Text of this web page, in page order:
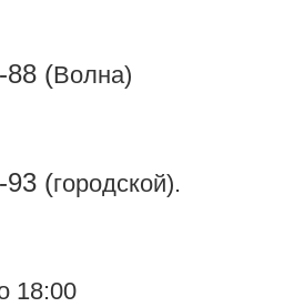
88 (Волна)
93 (городской).
18:00